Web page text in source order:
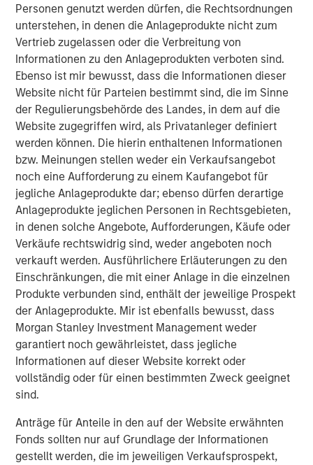
Personen genutzt werden dürfen, die Rechtsordnungen
unterstehen, in denen die Anlageprodukte nicht zum
Vertrieb zugelassen oder die Verbreitung von
Informationen zu den Anlageprodukten verboten sind.
Ebenso ist mir bewusst, dass die Informationen dieser
Website nicht für Parteien bestimmt sind, die im Sinne
der Regulierungsbehörde des Landes, in dem auf die
Website zugegriffen wird, als Privatanleger definiert
werden können. Die hierin enthaltenen Informationen
bzw. Meinungen stellen weder ein Verkaufsangebot
noch eine Aufforderung zu einem Kaufangebot für
jegliche Anlageprodukte dar; ebenso dürfen derartige
Anlageprodukte jeglichen Personen in Rechtsgebieten,
in denen solche Angebote, Aufforderungen, Käufe oder
Verkäufe rechtswidrig sind, weder angeboten noch
verkauft werden. Ausführlichere Erläuterungen zu den
Einschränkungen, die mit einer Anlage in die einzelnen
Produkte verbunden sind, enthält der jeweilige Prospekt
der Anlageprodukte. Mir ist ebenfalls bewusst, dass
Morgan Stanley Investment Management weder
garantiert noch gewährleistet, dass jegliche
Informationen auf dieser Website korrekt oder
vollständig oder für einen bestimmten Zweck geeignet
sind.
Anträge für Anteile in den auf der Website erwähnten
Fonds sollten nur auf Grundlage der Informationen
gestellt werden, die im jeweiligen Verkaufsprospekt,
Private Markets Perspectives Q1 Webinar
QUARTERLY
Private Markets Perspectives Q4 Webinar
The Author
Steven Turner, CFA
Managing Director
Vorgestellte Einblicke